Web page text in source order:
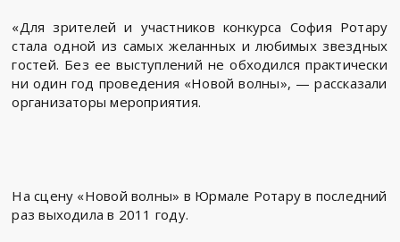
«Для зрителей и участников конкурса София Ротару
стала одной из самых желанных и любимых звездных
гостей. Без ее выступлений не обходился практически
ни один год проведения «Новой волны», — рассказали
организаторы мероприятия.
На сцену «Новой волны» в Юрмале Ротару в последний
раз выходила в 2011 году.